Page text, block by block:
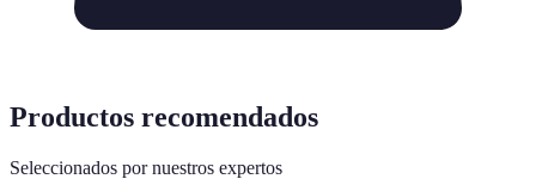
Productos recomendados
Seleccionados por nuestros expertos